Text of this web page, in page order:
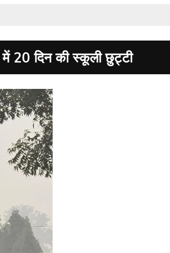
20 दिन की स्कूली छुट्टी